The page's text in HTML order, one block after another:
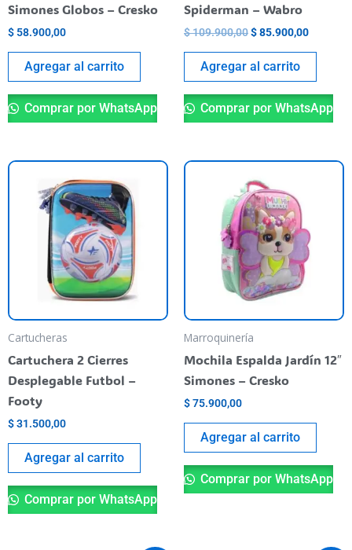
Simones Globos – Cresko
$ 58.900,00
Agregar al carrito
Comprar por WhatsApp
Spiderman – Wabro
$109.900,00$85.900,00
Agregar al carrito
Comprar por WhatsApp
Cartucheras
Cartuchera 2 Cierres
Desplegable Futbol –
Footy
$31.500,00
Agregar al carrito
Comprar por WhatsApp
Marroquinería
Mochila Espalda Jardín 12″
Simones – Cresko
$75.900,00
Agregar al carrito
Comprar por WhatsApp